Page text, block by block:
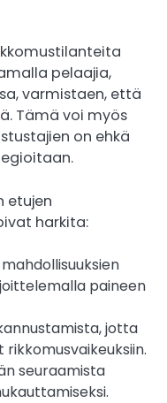
pelaajia,
varmistaen, että
Tämä voi myös
on ehkä
etujen
harkita:
paineen
jotta
seuraamista